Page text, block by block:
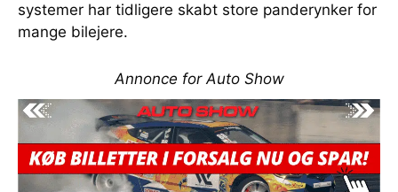
systemer har tidligere skabt store panderynker for
mange bilejere.
Annonce for Auto Show